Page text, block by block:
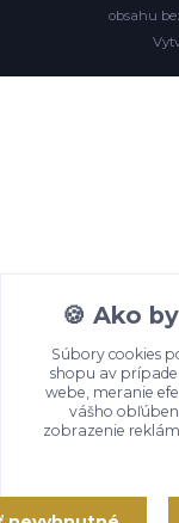
obsahu
🍪 Ako
Súbory cookies
shopu av prípade
webe, meranie
vášho
zobrazenie